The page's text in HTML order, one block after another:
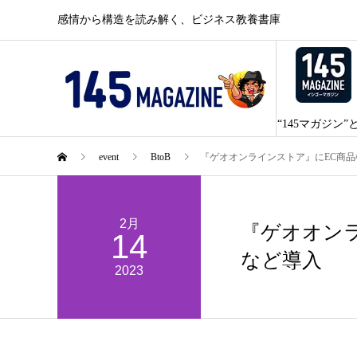
感情から構造を読み解く、ビジネス教養書庫
“145マガジン”
event BtoB 『ゲオオンラインストア』にEC商
2月
14
2023
『ゲオオン
など導入